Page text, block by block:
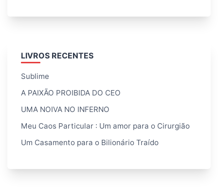
LIVROS RECENTES
Sublime
A PAIXÃO PROIBIDA DO CEO
UMA NOIVA NO INFERNO
Meu Caos Particular : Um amor para o Cirurgião
Um Casamento para o Bilionário Traído